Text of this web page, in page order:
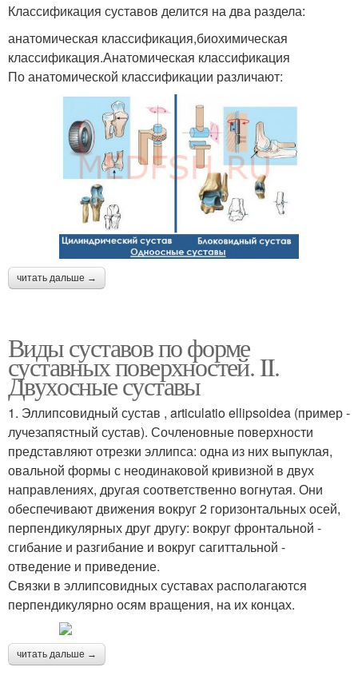
Классификация суставов делится на два раздела:
анатомическая классификация,биохимическая
классификация.Анатомическая классификация
По анатомической классификации различают:
читать дальше →
Виды суставов по форме
суставных поверхностей. II.
Двухосные суставы
1. Эллипсовидный сустав , articulatio ellipsoidea (пример -
лучезапястный сустав). Сочленовные поверхности
представляют отрезки эллипса: одна из них выпуклая,
овальной формы с неодинаковой кривизной в двух
направлениях, другая соответственно вогнутая. Они
обеспечивают движения вокруг 2 горизонтальных осей,
перпендикулярных друг другу: вокруг фронтальной -
сгибание и разгибание и вокруг сагиттальной -
отведение и приведение.
Связки в эллипсовидных суставах располагаются
перпендикулярно осям вращения, на их концах.
читать дальше →